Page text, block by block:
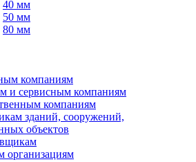
40 мм
50 мм
80 мм
компаниям
и сервисным компаниям
компаниям
зданий, сооружений,
объектов
организациям